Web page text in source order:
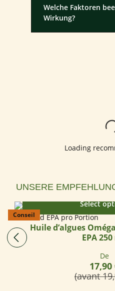
Welche Faktoren
Wirkung?
Loading
Ignorer la galerie de produits
UNSERE
Conseil
Select
Huile d’algues
EPA
Prix
De
17,90
(avant